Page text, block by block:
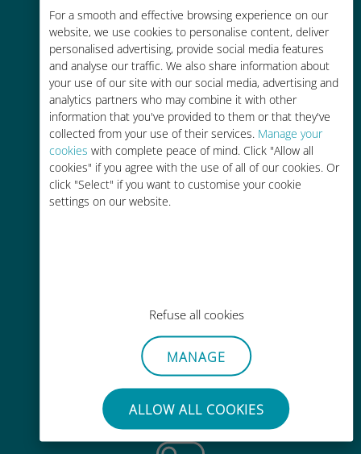
For a smooth and effective browsing experience on our
website, we use cookies to personalise content, deliver
personalised advertising, provide social media features
and analyse our traffic. We also share information about
your use of our site with our social media, advertising and
analytics partners who may combine it with other
information that you've provided to them or that they've
collected from your use of their services. Manage your
cookies with complete peace of mind. Click "Allow all
cookies" if you agree with the use of all of our cookies. Or
click "Select" if you want to customise your cookie
settings on our website.
Refuse all cookies
MANAGE
ALLOW ALL COOKIES
Économique
Jusqu'à 90 % moins cher que les
frais d'itinérance avec votre
opérateur habituel
Recharge facile
Partout via l'app Ubigi, même sans
Sans effort
Pas besoin de retirer votre carte
SIM existante